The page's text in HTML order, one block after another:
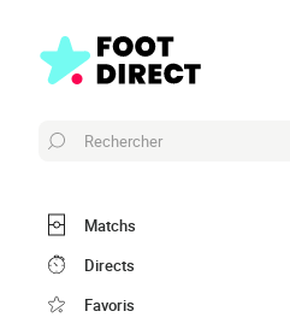
Rechercher
Matchs
Directs
Favoris